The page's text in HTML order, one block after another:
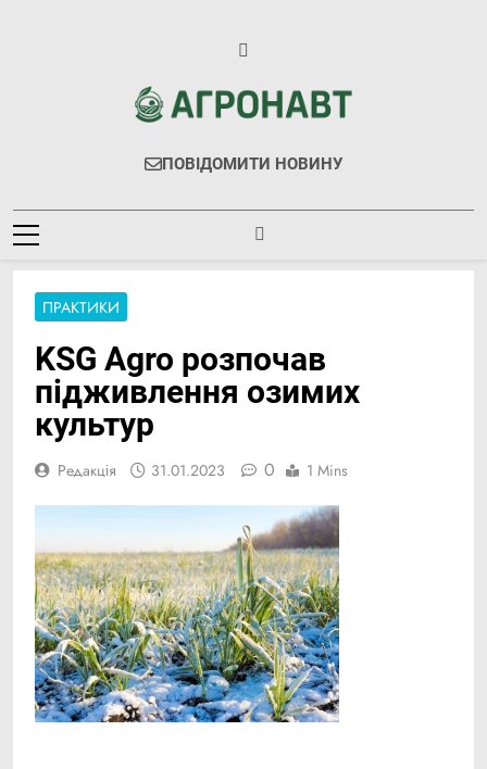
Агронавт
Новини Українського Агробізнесу
ПОВІДОМИТИ НОВИНУ
ПРАКТИКИ
KSG Agro розпочав
підживлення озимих
культур
Редакція 31.01.2023 0 1 Mins